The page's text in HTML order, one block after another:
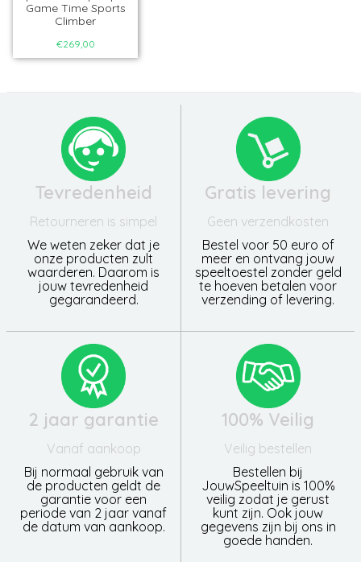
Game Time Sports
Climber
€269,00
Tevredenheid
Retourneren is simpel
We weten zeker dat je
onze producten zult
waarderen. Daarom is
jouw tevredenheid
gegarandeerd.
Gratis levering
Geen verzendkosten
Bestel voor 50 euro of
meer en ontvang jouw
speeltoestel zonder geld
te hoeven betalen voor
verzending of levering.
2 jaar garantie
Vanaf aankoop
Bij normaal gebruik van
de producten geldt de
garantie voor een
periode van 2 jaar vanaf
de datum van aankoop.
100% Veilig
Veilig bestellen
Bestellen bij
JouwSpeeltuin is 100%
veilig zodat je gerust
kunt zijn. Ook jouw
gegevens zijn bij ons in
goede handen.